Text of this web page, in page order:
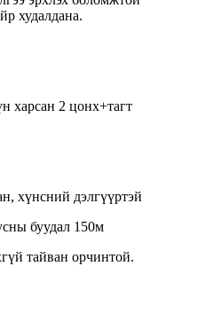
худалдана.
харсан 2 цонх+тагт
хүнсний дэлгүүртэй
буудал 150м
тайван орчинтой.